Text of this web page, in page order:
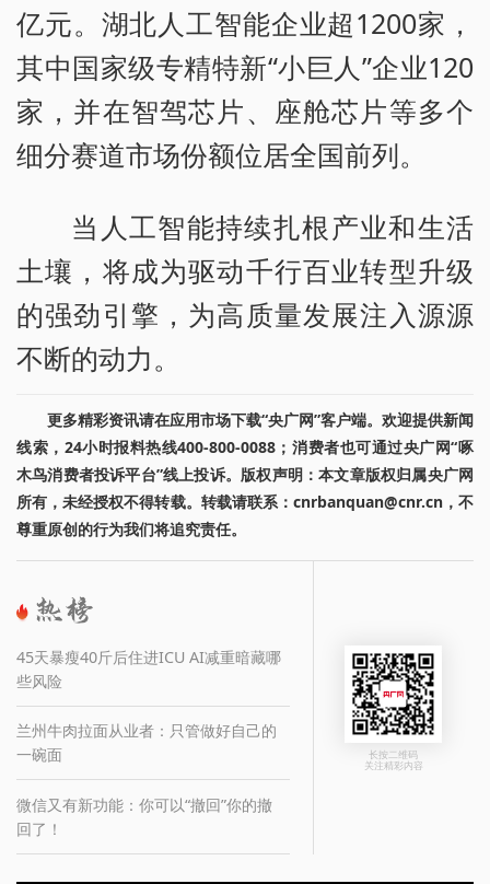
亿元。湖北人工智能企业超1200家，
其中国家级专精特新“小巨人”企业120
家，并在智驾芯片、座舱芯片等多个
细分赛道市场份额位居全国前列。
当人工智能持续扎根产业和生活
土壤，将成为驱动千行百业转型升级
的强劲引擎，为高质量发展注入源源
不断的动力。
更多精彩资讯请在应用市场下载“央广网”客户端。欢迎提供新闻
线索，24小时报料热线400-800-0088；消费者也可通过央广网“啄
木鸟消费者投诉平台”线上投诉。版权声明：本文章版权归属央广网
所有，未经授权不得转载。转载请联系：cnrbanquan@cnr.cn，不
尊重原创的行为我们将追究责任。
45天暴瘦40斤后住进ICU AI减重暗藏哪
些风险
兰州牛肉拉面从业者：只管做好自己的
一碗面
微信又有新功能：你可以“撤回”你的撤
回了！
长按二维码
关注精彩内容